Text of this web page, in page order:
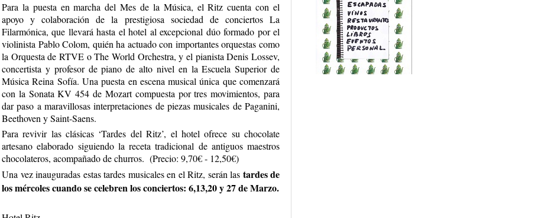
Para la puesta en marcha del Mes de la Música, el Ritz cuenta con el
apoyo y colaboración de la prestigiosa sociedad de conciertos La
Filarmónica, que llevará hasta el hotel al excepcional dúo formado por el
violinista Pablo Colom, quién ha actuado con importantes orquestas como
la Orquesta de RTVE o The World Orchestra, y el pianista Denis Lossev,
concertista y profesor de piano de alto nivel en la Escuela Superior de
Música Reina Sofía. Una puesta en escena musical única que comenzará
con la Sonata KV 454 de Mozart compuesta por tres movimientos, para
dar paso a maravillosas interpretaciones de piezas musicales de Paganini,
Beethoven y Saint-Saens.
Para revivir las clásicas ‘Tardes del Ritz’, el hotel ofrece su chocolate
artesano elaborado siguiendo la receta tradicional de antiguos maestros
chocolateros, acompañado de churros. (Precio: 9,70€ - 12,50€)
Una vez inauguradas estas tardes musicales en el Ritz, serán las tardes de
los mércoles cuando se celebren los conciertos: 6,13,20 y 27 de Marzo.